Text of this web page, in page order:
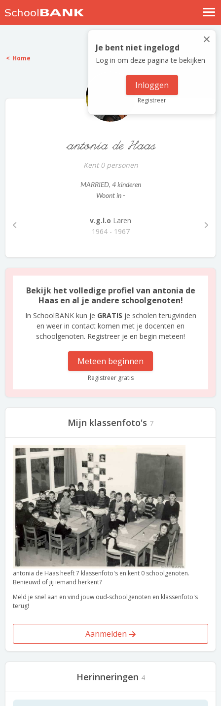
Nostalgische verhalen
Log in
Meld je gratis aan
×
Je bent niet ingelogd
Log in om deze pagina te bekijken
Inloggen
Registreer
Home
antonia de Haas
Kent 0 personen
MARRIED, 4 kinderen
Woont in -
v.g.l.o Laren
1964 - 1967
Bekijk het volledige profiel van antonia de
Haas en al je andere schoolgenoten!
In SchoolBANK kun je GRATIS je scholen terugvinden
en weer in contact komen met je docenten en
schoolgenoten. Registreer je en begin meteen!
Meteen beginnen
Registreer gratis
Mijn klassenfoto's 7
antonia de Haas heeft 7 klassenfoto's en kent 0 schoolgenoten.
Benieuwd of jij iemand herkent?
Meld je snel aan en vind jouw oud-schoolgenoten en klassenfoto's
terug!
Aanmelden
Herinneringen 4